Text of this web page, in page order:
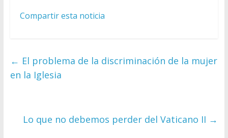
Compartir esta noticia
← El problema de la discriminación de la mujer
en la Iglesia
Lo que no debemos perder del Vaticano II →